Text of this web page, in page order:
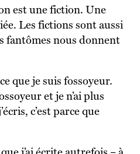
Les fictions sont aussi
fantômes nous donnent
et je n’ai plus
c’est parce que